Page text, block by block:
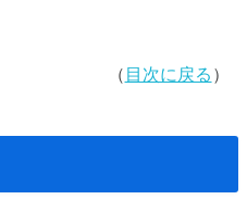
（ 目次に戻る ）